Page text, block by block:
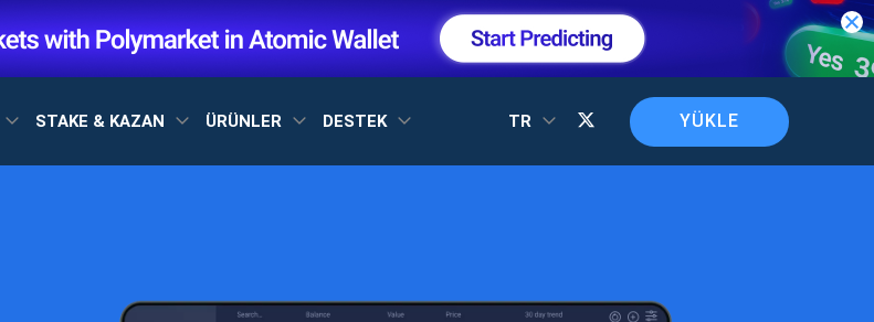
STAKE & KAZAN ÜRÜNLER DESTEK TR YÜKLE